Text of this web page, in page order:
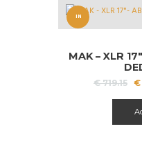
IN
A!
MAK – XLR
€719.15 Il
€
€